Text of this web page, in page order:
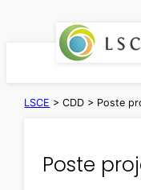
LSCE >CDD > Poste
Poste